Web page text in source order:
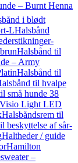
– Burnt Henna
i blødt
LHalsbånd
Halsbånd til
– Army
Halsbånd til
til hvalpe
små hunde 38
Light LED
Halsbåndsrem til
beskyttelse af sår-
Haltheder / guide
Hamilton
–